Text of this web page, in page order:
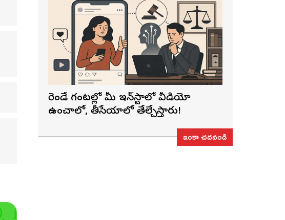
రెండే గంటల్లో మీ ఇన్‌స్టాలో వీడియో
ఉంచాలో, తీసేయాలో తేల్చేస్తారు!
ఇంకా చదవండి